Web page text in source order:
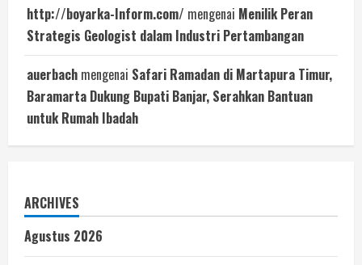
http://boyarka-Inform.com/ mengenai Menilik Peran
Strategis Geologist dalam Industri Pertambangan
auerbach mengenai Safari Ramadan di Martapura Timur,
Baramarta Dukung Bupati Banjar, Serahkan Bantuan
untuk Rumah Ibadah
ARCHIVES
Agustus 2026